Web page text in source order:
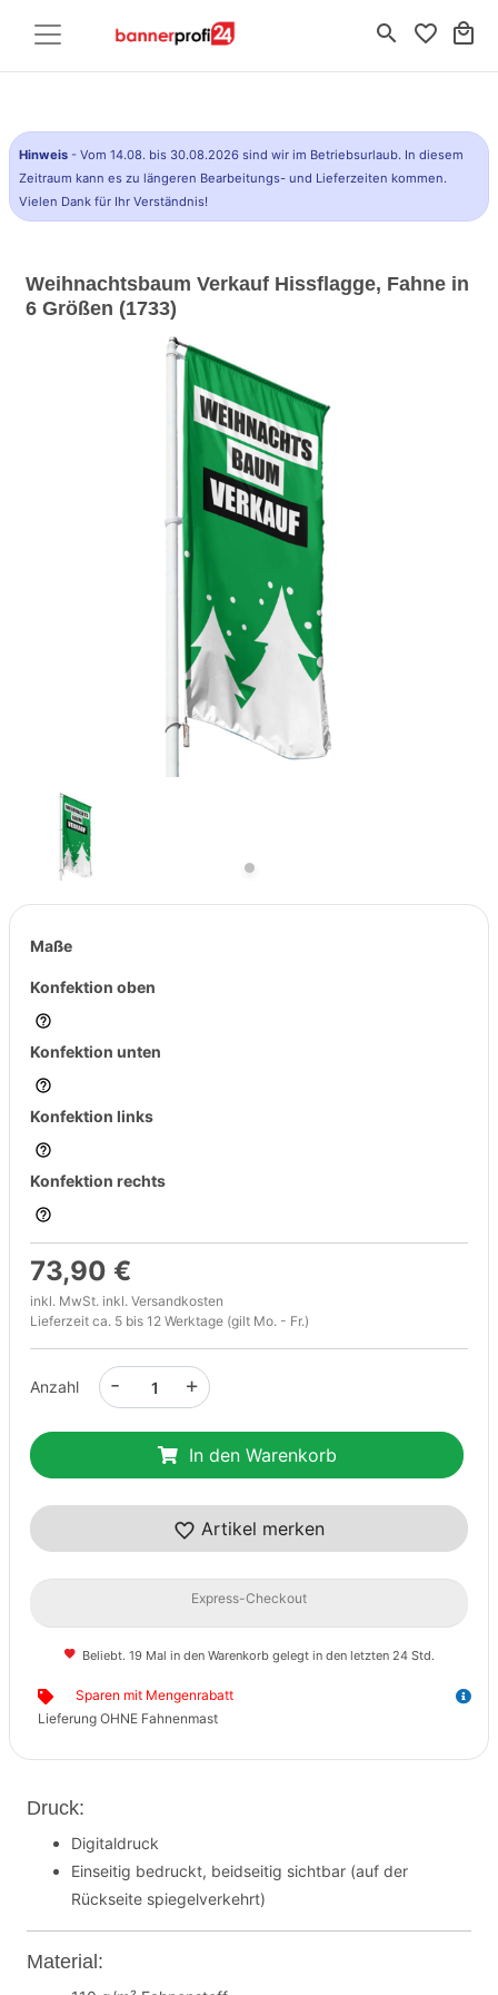
search favorite_border local_mall
Hinweis - Vom 14.08. bis 30.08.2026 sind wir im Betriebsurlaub. In diesem
Zeitraum kann es zu längeren Bearbeitungs- und Lieferzeiten kommen.
Vielen Dank für Ihr Verständnis!
Weihnachtsbaum Verkauf Hissflagge, Fahne in
6 Größen (1733)
Maße
Konfektion oben
Konfektion unten
Konfektion links
Konfektion rechts
73,90 €
inkl. MwSt. inkl. Versandkosten
Lieferzeit ca. 5 bis 12 Werktage (gilt Mo. - Fr.)
Anzahl +
-
In den Warenkorb
Artikel merken
Express-Checkout
Beliebt. 19 Mal in den Warenkorb gelegt in den letzten 24 Std.
Sparen mit Mengenrabatt
Lieferung OHNE Fahnenmast
Druck:
Digitaldruck
Einseitig bedruckt, beidseitig sichtbar (auf der
Rückseite spiegelverkehrt)
Material: